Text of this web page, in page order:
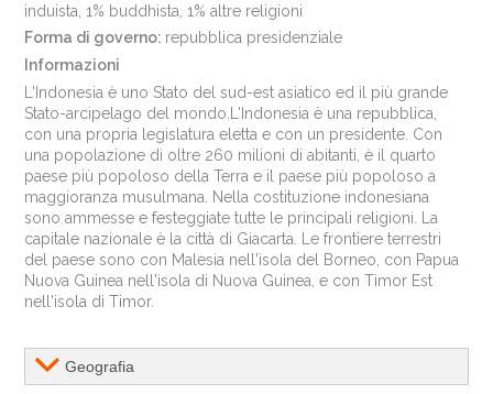
induista, 1% buddhista, 1% altre religioni
Forma di governo: repubblica presidenziale
Informazioni
L'Indonesia è uno Stato del sud-est asiatico ed il più grande
Stato-arcipelago del mondo.L'Indonesia è una repubblica,
con una propria legislatura eletta e con un presidente. Con
una popolazione di oltre 260 milioni di abitanti, è il quarto
paese più popoloso della Terra e il paese più popoloso a
maggioranza musulmana. Nella costituzione indonesiana
sono ammesse e festeggiate tutte le principali religioni. La
capitale nazionale è la città di Giacarta. Le frontiere terrestri
del paese sono con Malesia nell'isola del Borneo, con Papua
Nuova Guinea nell'isola di Nuova Guinea, e con Timor Est
nell'isola di Timor.
Geografia